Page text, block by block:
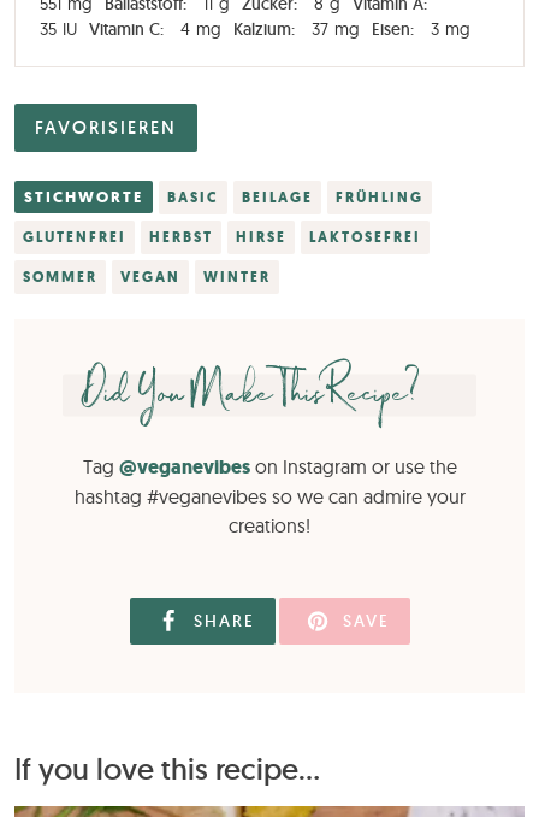
35 IU Vitamin C: 4 mg Kalzium: 37 mg Eisen: 3 mg
FAVORISIEREN
STICHWORTE BASIC BEILAGE FRÜHLING
GLUTENFREI HERBST HIRSE LAKTOSEFREI
SOMMER VEGAN WINTER
Did You Make This Recipe?
Tag @veganevibeson Instagram or use the
hashtag #veganevibes so we can admire your
creations!
SHARE SAVE
If you love this recipe...